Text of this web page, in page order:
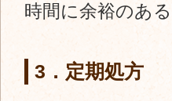
時間に余裕のあ
3．定期処方